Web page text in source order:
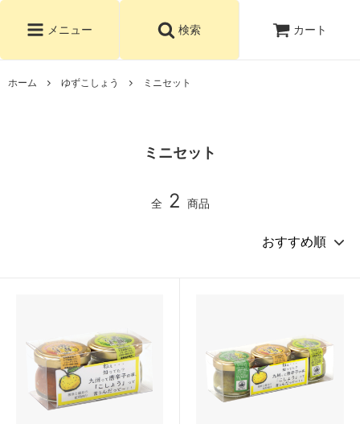
メニュー 検索 カート
ホーム ゆずこしょう ミニセット
ミニセット
全 2 商品